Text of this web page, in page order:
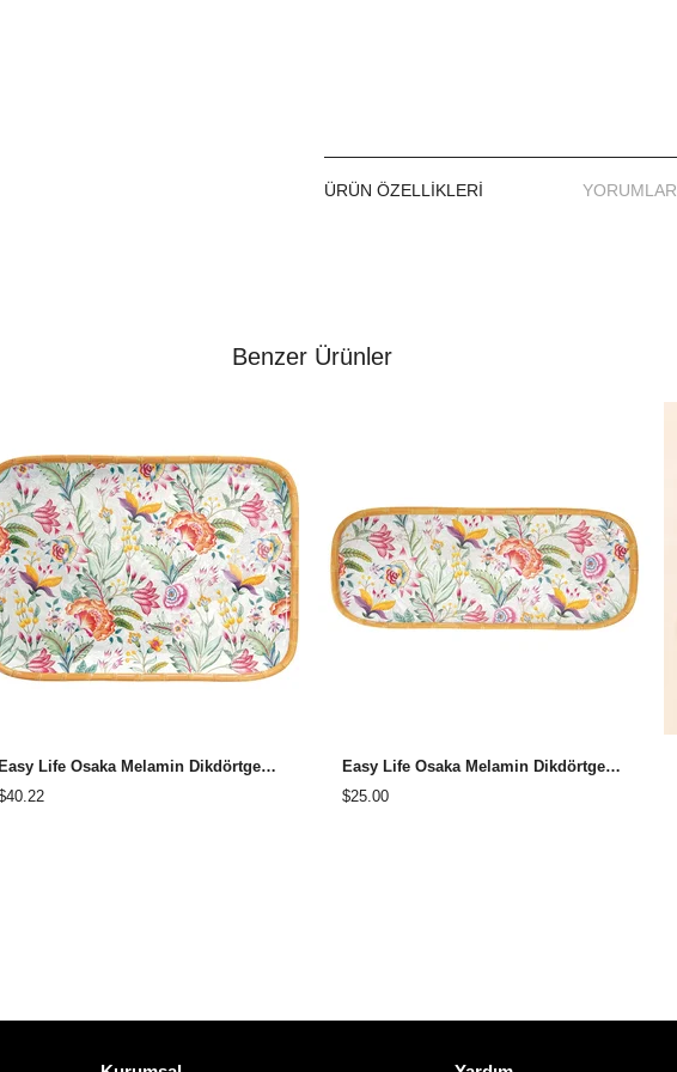
ÜRÜN ÖZELLIKLERI YORUMLAR
Benzer Ürünler
Easy Life Osaka Melamin Dikdörtgen Tepsi 45x32 cm
Easy Life Osaka Melamin Dikdörtgen Tepsi 45x18 cm
$25.00